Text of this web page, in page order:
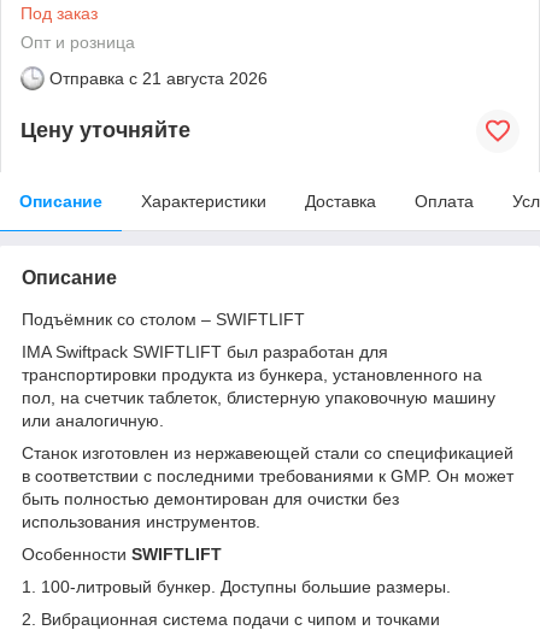
Под заказ
Опт и розница
Отправка с 21 августа 2026
Цену уточняйте
Описание Характеристики Доставка Оплата
Описание
Подъёмник со столом – SWIFTLIFT
IMA Swiftpack SWIFTLIFT был разработан для
транспортировки продукта из бункера, установленного на
пол, на счетчик таблеток, блистерную упаковочную машину
или аналогичную.
Станок изготовлен из нержавеющей стали со спецификацией
в соответствии с последними требованиями к GMP. Он может
быть полностью демонтирован для очистки без
использования инструментов.
Особенности SWIFTLIFT
1. 100-литровый бункер. Доступны большие размеры.
2. Вибрационная система подачи с чипом и точками